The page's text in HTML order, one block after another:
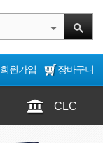
회원가입 장바구니
CLC